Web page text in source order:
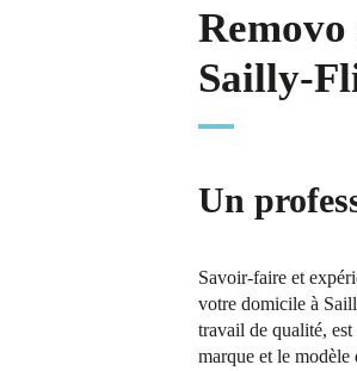
Sailly-
Un
Savoir-faire et
votre domicile à
travail de qualité,
marque et le